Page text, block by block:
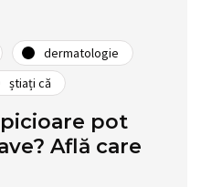
dermatologie
știați că
pot
Află care